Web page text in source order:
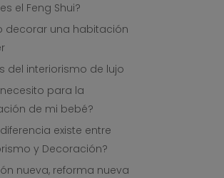
el Feng Shui?
decorar una habitación
del interiorismo de lujo
para la
de mi bebé?
existe entre
y Decoración?
nueva, reforma nueva